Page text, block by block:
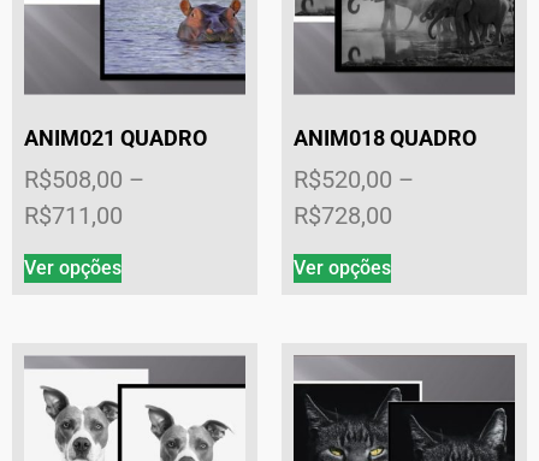
ANIM021 QUADRO
R$508,00 –
R$711,00
Ver opções
ANIM018 QUADRO
R$520,00 –
R$728,00
Ver opções